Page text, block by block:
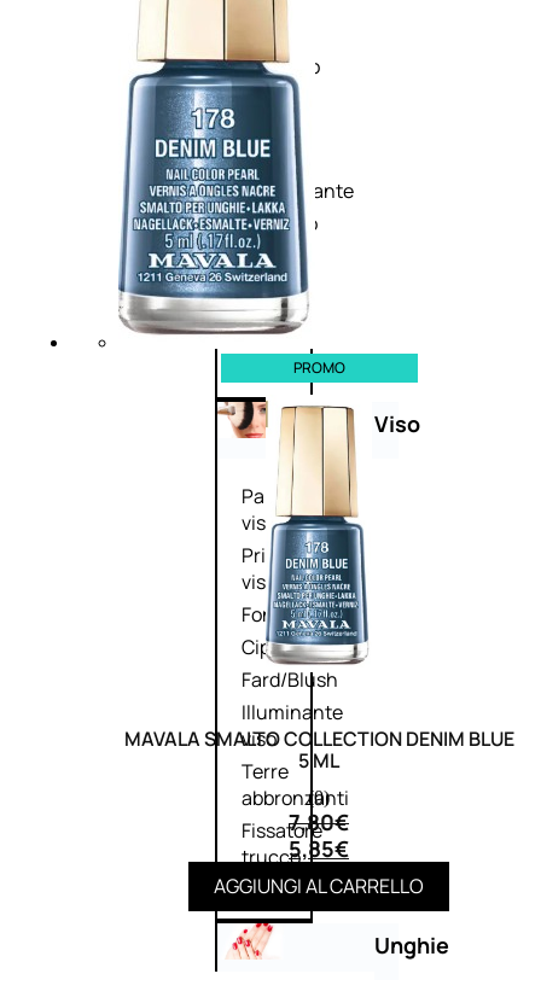
Palette
labbra
Rossetto
Matita
labbra
Rimpolpante
Balsamo
labbra
BB e
CC
Cream
Viso
Palette
viso
Primer
viso
Fondotinta
Cipria
Fard/Blush
Illuminante
viso
Terre
abbronzanti
Fissatore
trucco
Unghie
PROMO
MAVALA SMALTO COLLECTION DENIM BLUE
5 ML
(0)
7,80€
5,85€
AGGIUNGI AL CARRELLO